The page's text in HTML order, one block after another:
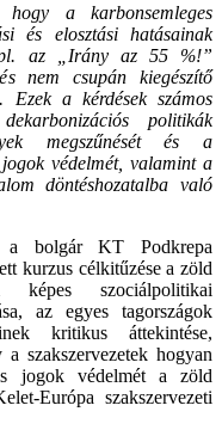
a karbonsemleges
és elosztási hatásainak
az „Irány az 55 %!”
nem csupán kiegészítő
Ezek a kérdések számos
politikák
megszűnését és a
védelmét, valamint a
döntéshozatalba való
bolgár KT Podkrepa
kurzus célkitűzése a zöld
képes szociálpolitikai
az egyes tagországok
kritikus áttekintése,
szakszervezetek hogyan
jogok védelmét a zöld
Európa szakszervezeti